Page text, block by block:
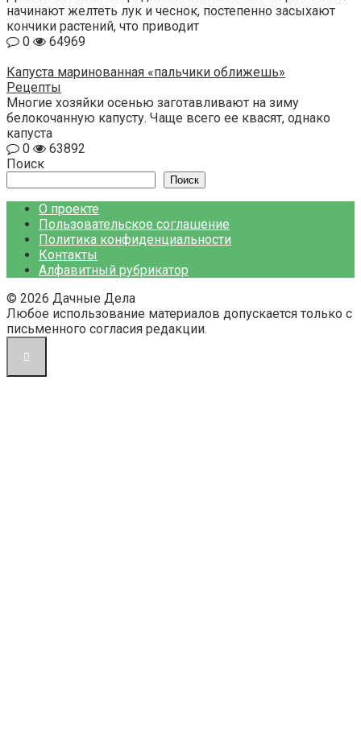
начинают желтеть лук и чеснок, постепенно засыхают
кончики растений, что приводит
0
64969
Капуста маринованная «пальчики оближешь»
Рецепты
Многие хозяйки осенью заготавливают на зиму
белокочанную капусту. Чаще всего ее квасят, однако
капуста
0
63892
Поиск
Поиск
О проекте
Пользовательское соглашение
Политика конфиденциальности
Контакты
Алфавитный рубрикатор
© 2026 Дачные Дела
Любое использование материалов допускается только с
письменного согласия редакции.